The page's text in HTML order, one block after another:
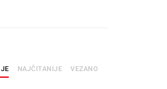
NAJČITANIJE VEZANO